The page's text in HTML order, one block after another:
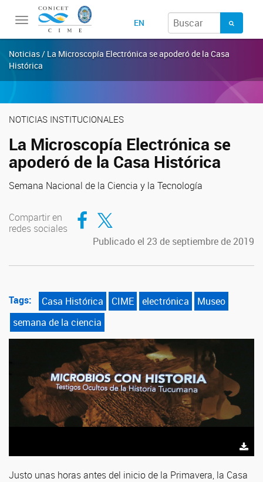
Toggle
navigation
EN
Noticias / La Microscopía Electrónica se apoderó de la Casa
Histórica
NOTICIAS INSTITUCIONALES
La Microscopía Electrónica se
apoderó de la Casa Histórica
Semana Nacional de la Ciencia y la Tecnología
Compartir en
redes sociales
Compartir en Facebook
Compartir en Twitter
Publicado el 23 de septiembre de 2019
Tags: Casa Histórica CIME electrónica
Museo
semana de la ciencia
Justo unas horas antes del inicio de la Primavera, la Casa